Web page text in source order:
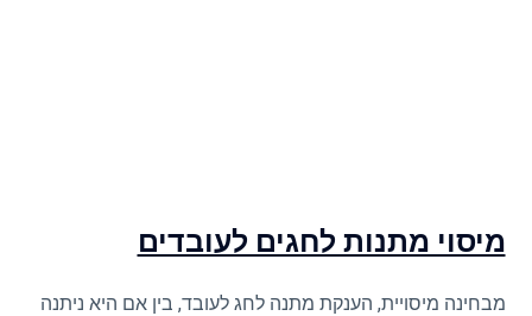
מיסוי מתנות לחגים לעובדים
מבחינה מיסויית, הענקת מתנה לחג לעובד, בין אם היא ניתנה